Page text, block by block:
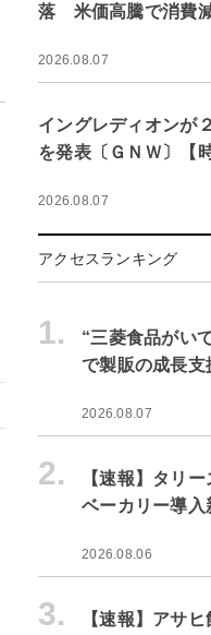
落 米価高騰で消費
2026.08.07
イングレディオンが
を発表〔ＧＮＷ〕【
2026.08.07
アクセスランキング
1.
“三菱食品がい
で製販の成長
2026.08.07
2.
【速報】タリ
ベーカリー導
2026.08.06
3.
【速報】アサ